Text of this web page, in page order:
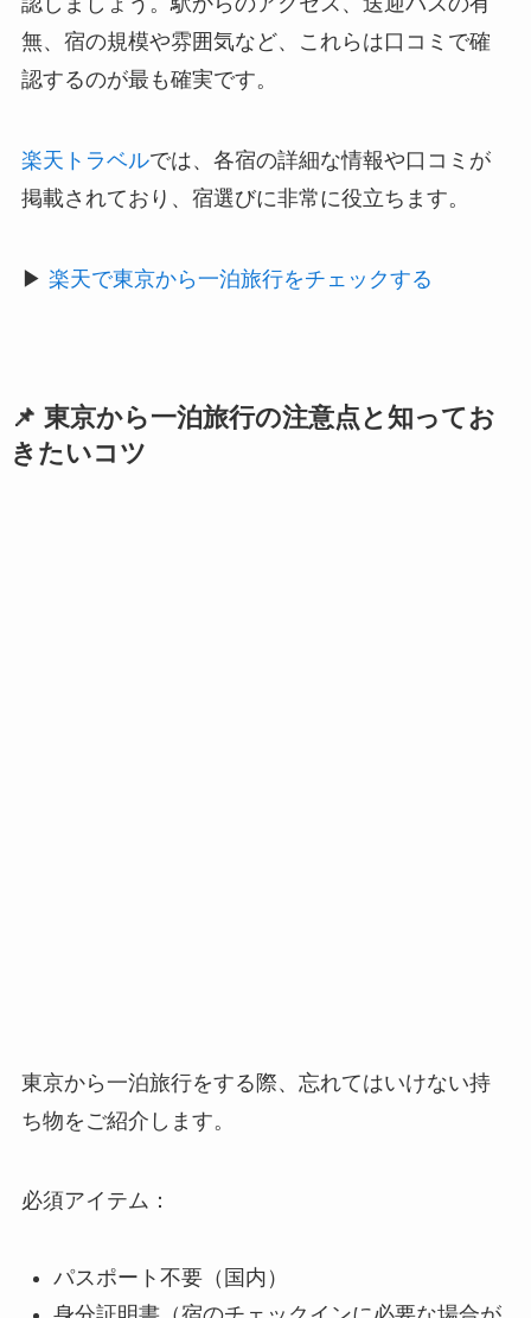
無、宿の規模や雰囲気など、これらは口コミで確
認するのが最も確実です。
楽天トラベルでは、各宿の詳細な情報や口コミが
掲載されており、宿選びに非常に役立ちます。
▶ 楽天で東京から一泊旅行をチェックする
📌 東京から一泊旅行の注意点と知ってお
きたいコツ
東京から一泊旅行をする際、忘れてはいけない持
ち物をご紹介します。
必須アイテム：
パスポート不要（国内）